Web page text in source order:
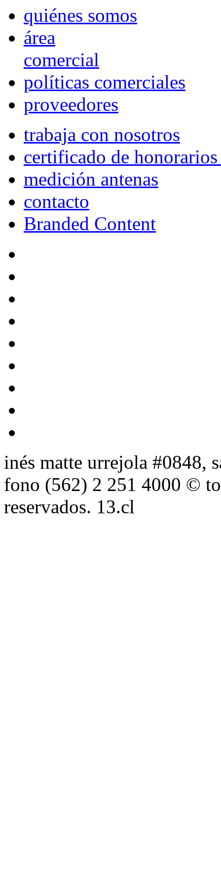
quiénes somos
área
comercial
políticas comerciales
proveedores
trabaja con nosotros
certificado de
medición antenas
contacto
Branded Content
inés matte urrejola #0848,
fono (562) 2 251 4000 ©
reservados. 13.cl